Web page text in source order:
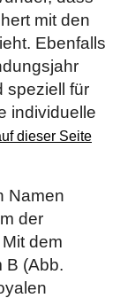
mit den
Ebenfalls
speziell für
individuelle
dieser Seite
Namen
der
dem
B (Abb.